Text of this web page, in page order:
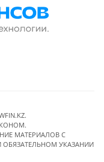
МАТЕРИАЛОВ C
УКАЗАНИИ